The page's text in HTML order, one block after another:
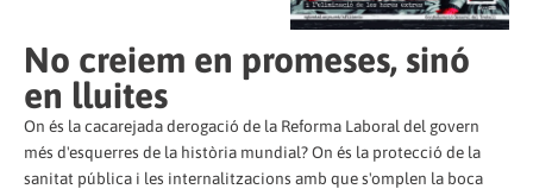
No creiem en promeses, sinó
en lluites
On és la cacarejada derogació de la Reforma Laboral del govern
més d'esquerres de la història mundial? On és la protecció de la
sanitat pública i les internalitzacions amb que s'omplen la boca